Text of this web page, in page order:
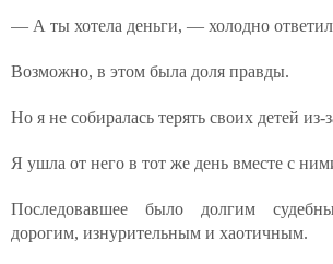
— А ты хотела деньги, — холодно
Возможно, в этом была доля правды.
Но я не собиралась терять своих детей из-
Я ушла от него в тот же день вместе с
Последовавшее было долгим
дорогим, изнурительным и хаотичным.